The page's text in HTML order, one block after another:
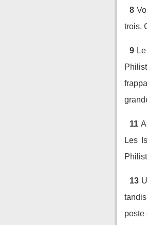
8
trois.
9
11
Les
13
poste